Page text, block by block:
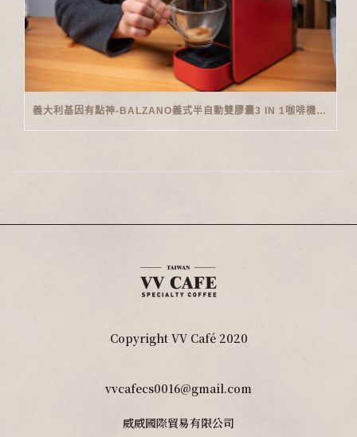
義大利基因有點神-BALZANO義式半自動雙膠囊3 IN 1咖啡機開箱
Copyright VV Café 2020
vvcafecs0016@gmail.com
威威國際貿易有限公司